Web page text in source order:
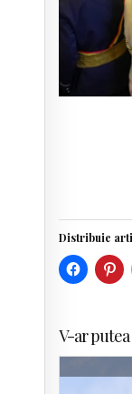
Distribuie
V-ar